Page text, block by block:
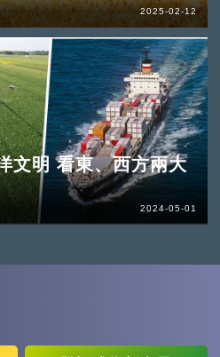
2025-02-12
文明 看東、西方兩大
2024-05-01